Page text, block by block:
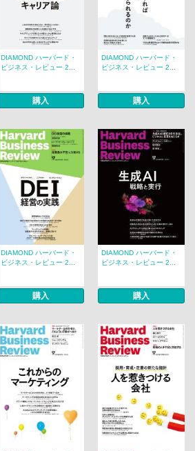
DIAMOND ハーバード・
ビジネス・レビュー 2...
購入
DIAMOND ハーバード・
ビジネス・レビュー 2...
購入
DIAMOND ハーバード・
ビジネス・レビュー 2...
購入
DIAMOND ハーバード・
ビジネス・レビュー 2...
購入